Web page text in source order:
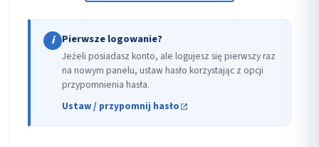
i Pierwsze logowanie?
Jeżeli posiadasz konto, ale logujesz się pierwszy raz
na nowym panelu, ustaw hasło korzystając z opcji
przypomnienia hasła.
Ustaw / przypomnij hasło